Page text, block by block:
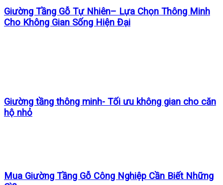
Giường Tầng Gỗ Tự Nhiên– Lựa Chọn Thông Minh
Cho Không Gian Sống Hiện Đại
Giường tầng thông minh- Tối ưu không gian cho căn
hộ nhỏ
Mua Giường Tầng Gỗ Công Nghiệp Cần Biết Những